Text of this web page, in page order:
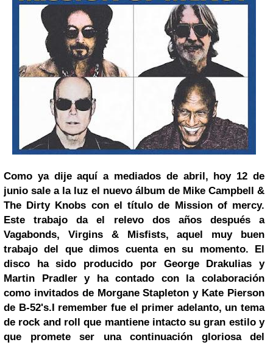
Como ya dije aquí a mediados de abril, hoy12 de
junio sale a la luz el nuevo álbum de Mike Campbell &
The Dirty Knobs con el título de Mission of mercy.
Este trabajo da el relevo dos años después a
Vagabonds, Virgins & Misfists, aquel muy buen
trabajo del que dimos cuenta en su momento. El
disco ha sido producido por George Drakulias y
Martin Pradler y ha contado con la colaboración
como invitados de Morgane Stapleton y Kate Pierson
de B-52's.I remember fue el primer adelanto, un tema
de rock and roll que mantiene intacto su gran estilo y
que promete ser una continuación gloriosa del